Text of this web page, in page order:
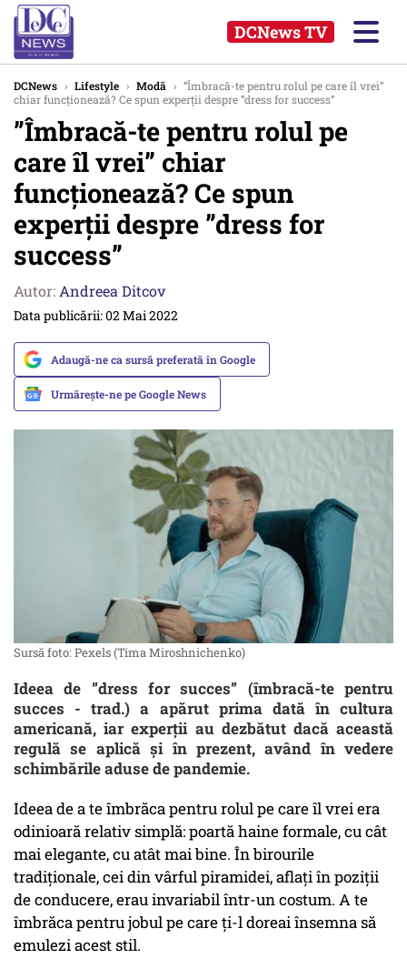
DCNews TV
DCNews › Lifestyle › Modă › ”Îmbracă-te pentru rolul pe care îl vrei”
chiar funcționează? Ce spun experții despre ”dress for success”
”Îmbracă-te pentru rolul pe
care îl vrei” chiar
funcționează? Ce spun
experții despre ”dress for
success”
Autor: Andreea Ditcov
Data publicării: 02 Mai 2022
Adaugă-ne ca sursă preferată în Google
Urmărește-ne pe Google News
Sursă foto: Pexels (Tima Miroshnichenko)
Ideea de ”dress for succes” (îmbracă-te pentru
succes - trad.) a apărut prima dată în cultura
americană, iar experții au dezbătut dacă această
regulă se aplică și în prezent, având în vedere
schimbările aduse de pandemie.
Ideea de a te îmbrăca pentru rolul pe care îl vrei era
odinioară relativ simplă: poartă haine formale, cu cât
mai elegante, cu atât mai bine. În birourile
tradiționale, cei din vârful piramidei, aflați în poziții
de conducere, erau invariabil într-un costum. A te
îmbrăca pentru jobul pe care ți-l doreai însemna să
emulezi acest stil.